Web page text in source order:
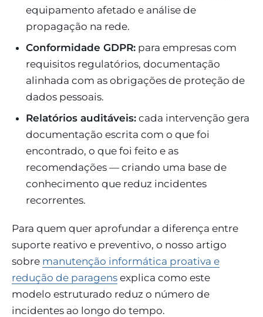
equipamento afetado e análise de
propagação na rede.
Conformidade GDPR: para empresas com
requisitos regulatórios, documentação
alinhada com as obrigações de proteção de
dados pessoais.
Relatórios auditáveis: cada intervenção gera
documentação escrita com o que foi
encontrado, o que foi feito e as
recomendações — criando uma base de
conhecimento que reduz incidentes
recorrentes.
Para quem quer aprofundar a diferença entre
suporte reativo e preventivo, o nosso artigo
sobre manutenção informática proativa e
redução de paragens explica como este
modelo estruturado reduz o número de
incidentes ao longo do tempo.